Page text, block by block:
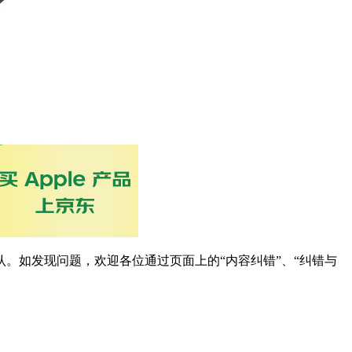
如发现问题，欢迎各位通过页面上的“内容纠错”、“纠错与